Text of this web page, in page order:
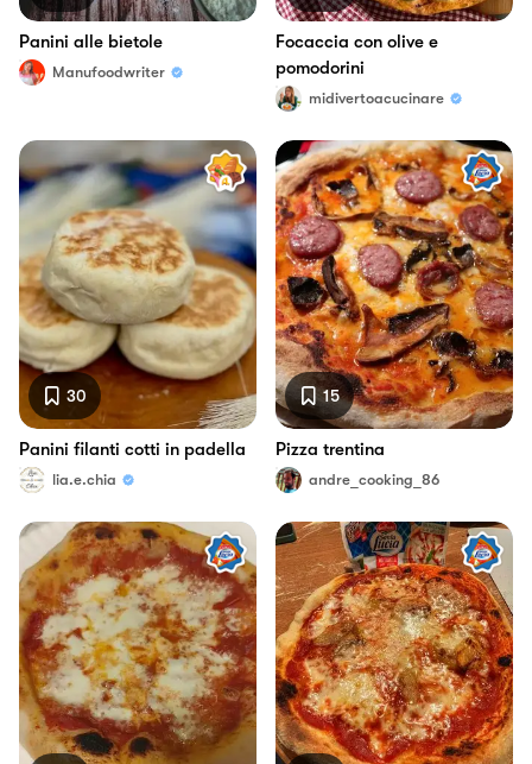
Panini alle bietole
Manufoodwriter
Focaccia con olive e
pomodorini
midivertoacucinare
30
Panini filanti cotti in padella
lia.e.chia
15
Pizza trentina
andre_cooking_86